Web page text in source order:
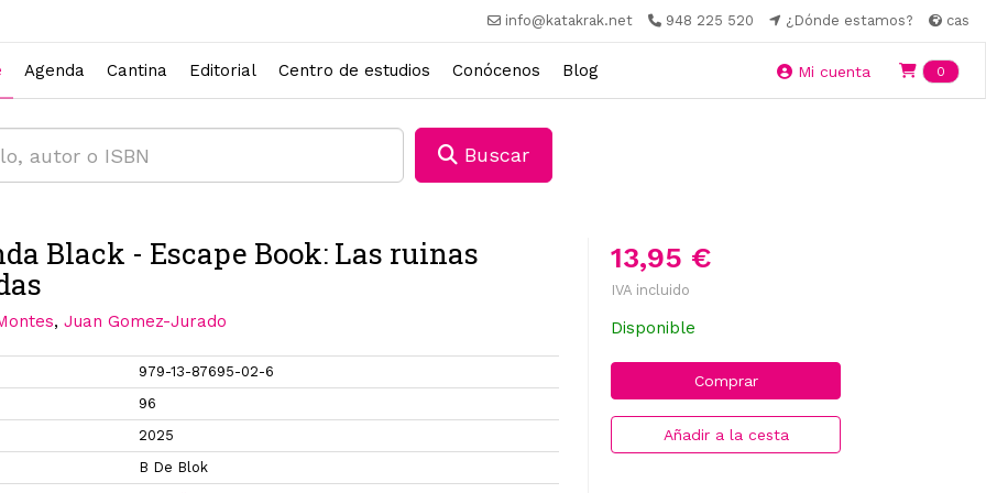
info@katakrak.net 948 225 520 ¿Dónde estamos? cas
Agenda Cantina Editorial Centro de estudios Conócenos Blog Mi cuenta 0
Buscar
13,95 €
IVA incluido
Disponible
Comprar
Añadir a la cesta
Black - Escape Book: Las ruinas
,Juan Gomez-Jurado
979-13-87695-02-6
96
2025
B De Blok